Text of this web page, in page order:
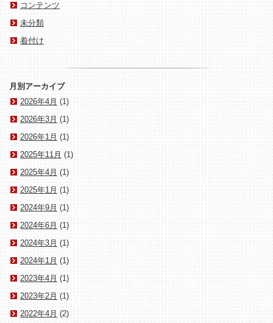
コンテンツ
未分類
着付け
月別アーカイブ
2026年4月 (1)
2026年3月 (1)
2026年1月 (1)
2025年11月 (1)
2025年4月 (1)
2025年1月 (1)
2024年9月 (1)
2024年6月 (1)
2024年3月 (1)
2024年1月 (1)
2023年4月 (1)
2023年2月 (1)
2022年4月 (2)